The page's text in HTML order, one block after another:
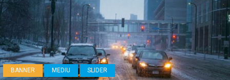
BANNER MEDIU SLIDER